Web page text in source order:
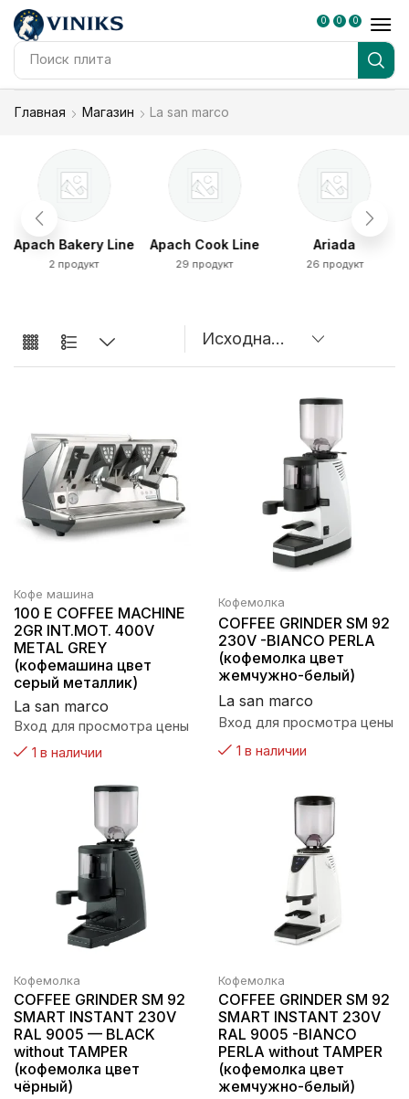
Поиск плита
0 0 0
Главная Магазин La san marco
Apach Bakery Line
2 продукт
Apach Cook Line
29 продукт
Ariada
26 продукт
Кофе машина
100 E COFFEE MACHINE
2GR INT.MOT. 400V
METAL GREY
(кофемашина цвет
серый металлик)
La san marco
Вход для просмотра цены
1 в наличии
Кофемолка
COFFEE GRINDER SM 92
230V -BIANCO PERLA
(кофемолка цвет
жемчужно-белый)
La san marco
Вход для просмотра цены
1 в наличии
Кофемолка
COFFEE GRINDER SM 92
SMART INSTANT 230V
RAL 9005 — BLACK
without TAMPER
(кофемолка цвет
чёрный)
Кофемолка
COFFEE GRINDER SM 92
SMART INSTANT 230V
RAL 9005 -BIANCO
PERLA without TAMPER
(кофемолка цвет
жемчужно-белый)